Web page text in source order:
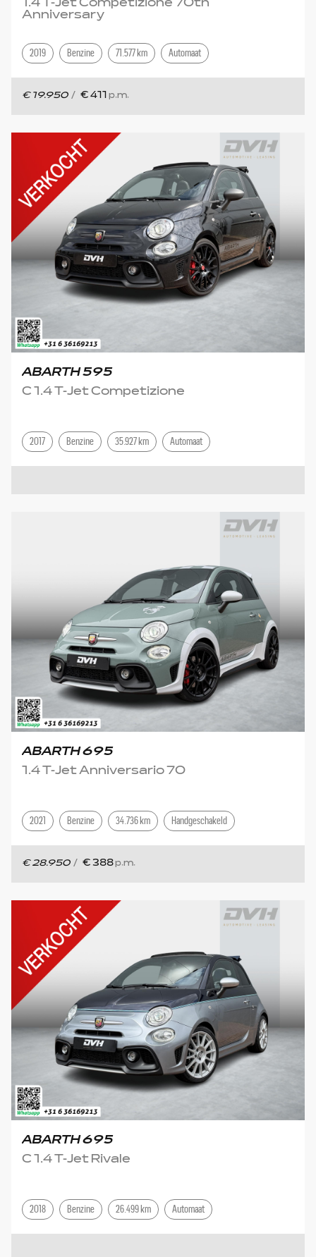
1.4 T-Jet Competizione 70th
Anniversary
2019 Benzine 71.577 km Automaat
€ 19.950 / € 411 p.m.
ABARTH 595
C 1.4 T-Jet Competizione
2017 Benzine 35.927 km Automaat
ABARTH 695
1.4 T-Jet Anniversario 70
2021 Benzine 34.736 km Handgeschakeld
€ 28.950 / € 388p.m.
ABARTH 695
C 1.4 T-Jet Rivale
2018 Benzine 26.499 km Automaat